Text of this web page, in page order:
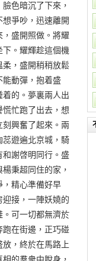
色暗沉了下來，
爭吵，迅速離開
，盛開照做。將耀
。耀輝趁這個機
柔，盛開稍稍放鬆
能動彈，抱着盛
的。夢裏兩人出
忙跑了出去，想
興奮了起來。兩
蕊遊遍北京城，騎
和謝啓明同行。盛
秉超同住的家，
，精心準備好早
接，一陣妖嬈的
。可一切都無濟於
在街邊，正巧碰
放，終於在馬路上